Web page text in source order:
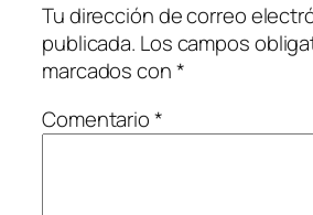
Tu dirección de correo
publicada. Los campos
marcados con*
Comentario*